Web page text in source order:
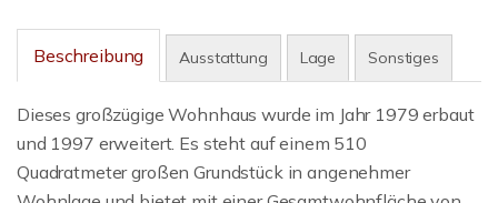
Beschreibung Ausstattung Lage Sonstiges
Dieses großzügige Wohnhaus wurde im Jahr 1979 erbaut
und 1997 erweitert. Es steht auf einem 510
Quadratmeter großen Grundstück in angenehmer